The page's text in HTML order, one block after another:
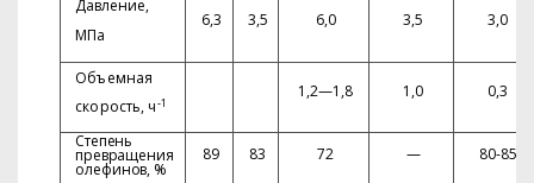
Давление,
МПа
6,3 3,5 6,0 3,5 3,0
Объемная
скорость, ч-1
1,2—1,8 1,0 0,3
Степень
превращения
оле­финов, %
89 83 72 — 80-85